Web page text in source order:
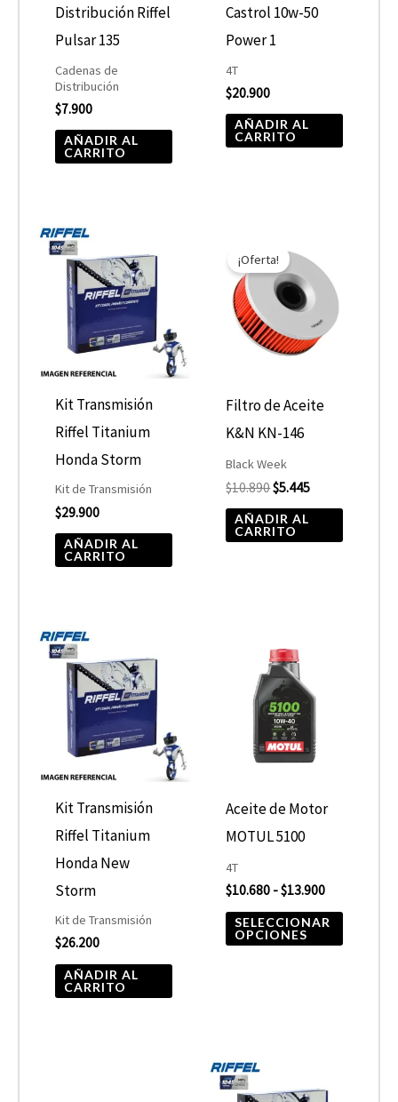
Distribución Riffel
Pulsar 135
Cadenas de
Distribución
$7.900
AÑADIR AL
CARRITO
Castrol 10w-50
Power 1
4T
$20.900
AÑADIR AL
CARRITO
Kit Transmisión
Riffel Titanium
Honda Storm
Kit de Transmisión
$29.900
AÑADIR AL
CARRITO
¡Oferta!
Filtro de Aceite
K&N KN-146
Black Week
$10.890
precio
original
era:
$10.890.
$5.445
actual
es:
$5.445.
AÑADIR AL
CARRITO
Kit Transmisión
Riffel Titanium
Honda New
Storm
Kit de Transmisión
$26.200
AÑADIR AL
CARRITO
Aceite de Motor
MOTUL 5100
4T
$10.680 -$13.900
SELECCIONAR
OPCIONES
en
la